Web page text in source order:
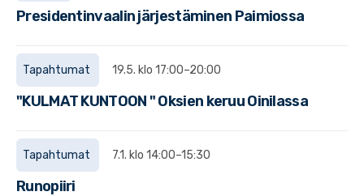
Presidentinvaalin järjestäminen Paimiossa
Tapahtumat 19.5. klo 17:00–20:00
"KULMAT KUNTOON " Oksien keruu Oinilassa
Tapahtumat 7.1. klo 14:00–15:30
Runopiiri